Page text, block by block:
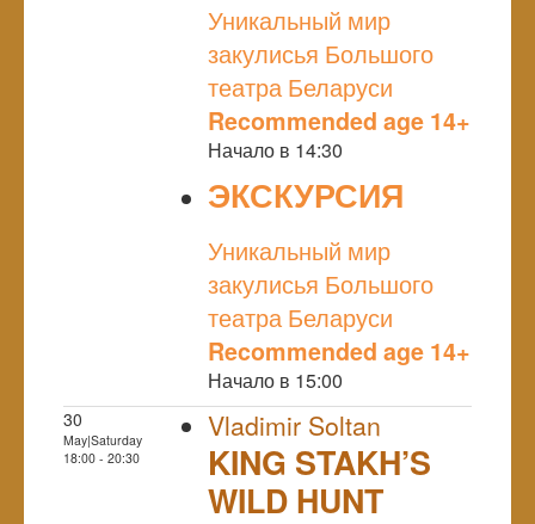
Уникальный мир
закулисья Большого
театра Беларуси
Recommended age 14+
Начало в 14:30
ЭКСКУРСИЯ
Уникальный мир
закулисья Большого
театра Беларуси
Recommended age 14+
Начало в 15:00
30
May|Saturday
18:00 - 20:30
Vladimir Soltan
KING STAKH’S
WILD HUNT